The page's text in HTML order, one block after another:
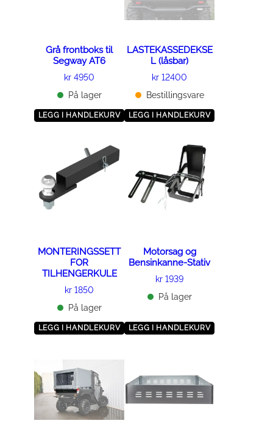
Grå frontboks til
Segway AT6
kr 4950
På lager
LEGG I HANDLEKURV
LASTEKASSEDEKSE
L (låsbar)
kr 12400
Bestillingsvare
LEGG I HANDLEKURV
MONTERINGSSETT
FOR
TILHENGERKULE
kr 1850
På lager
LEGG I HANDLEKURV
Motorsag og
Bensinkanne-Stativ
kr 1939
På lager
LEGG I HANDLEKURV